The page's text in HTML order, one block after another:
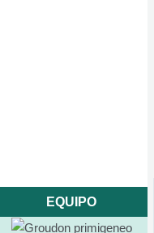
EQUIPO